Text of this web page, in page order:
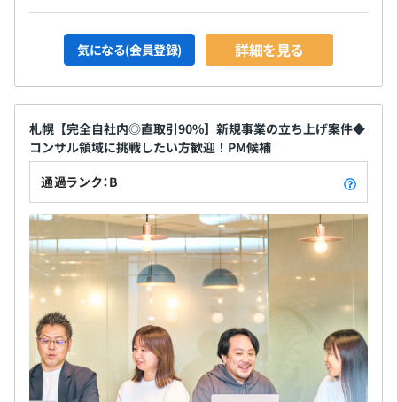
気になる(会員登録) 詳細を見る
札幌【完全自社内◎直取引90%】新規事業の立ち上げ案件◆
コンサル領域に挑戦したい方歓迎！PM候補
通過ランク：B